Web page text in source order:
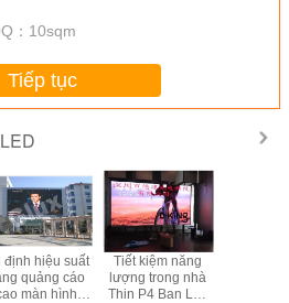
： 10sqm
Tiếp tục
định hiệu suất
quảng cáo
màn hình
Tiết kiệm năng
lượng trong nhà
Thin P4 Ban Led